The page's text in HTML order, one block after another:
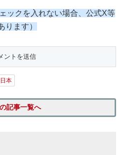
ックを入れない場合、公式X等
ります）
本
記事一覧へ